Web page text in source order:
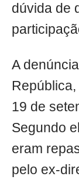
dúvida de
A
19 de
Segundo
eram
pelo ex-